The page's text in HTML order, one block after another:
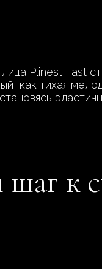
Plinest Fast
как тихая
к